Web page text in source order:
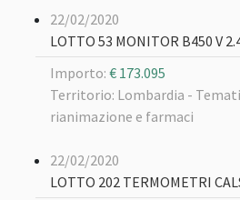
22/02/2020
LOTTO 53 MONITOR B450 V
Importo: € 173.095
Territorio: Lombardia -
rianimazione e farmaci
22/02/2020
LOTTO 202 TERMOMETRI